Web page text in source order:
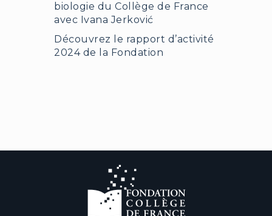
biologie du Collège de France
avec Ivana Jerković
Découvrez le rapport d’activité
2024 de la Fondation